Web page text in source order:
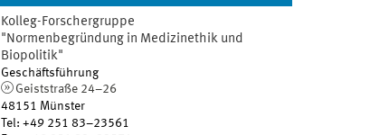
Kolleg-Forschergruppe
"Normenbegründung in Medizinethik und
Biopolitik"
Geschäftsführung
Geiststraße 24–26
48151 Münster
Tel:+49 251 83–23561